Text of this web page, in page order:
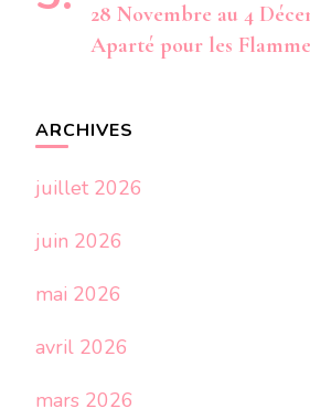
28 Novembre au 4
Aparté pour les
ARCHIVES
juillet 2026
juin 2026
mai 2026
avril 2026
mars 2026